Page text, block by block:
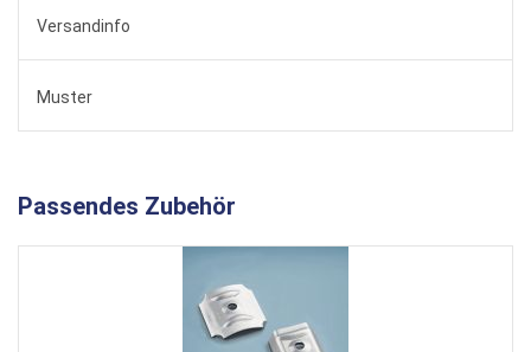
Versandinfo
Muster
Passendes Zubehör